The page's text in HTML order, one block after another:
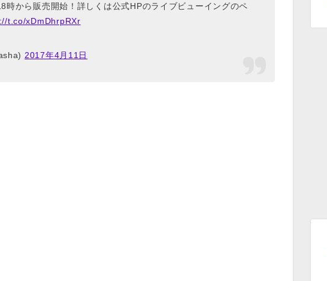
時から販売開始！詳しくは公式HPのライブビューイングのペ
t.co/xDmDhrpRXr
2017年4月11日